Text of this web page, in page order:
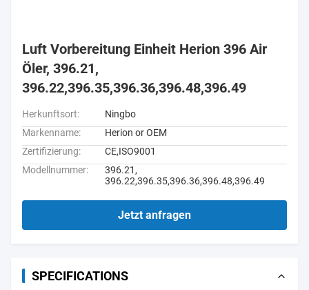
Luft Vorbereitung Einheit Herion 396 Air
Öler, 396.21,
396.22,396.35,396.36,396.48,396.49
Herkunftsort:
Ningbo
Markenname:
Herion or OEM
Zertifizierung:
CE,ISO9001
Modellnummer:
396.21,
396.22,396.35,396.36,396.48,396.49
Jetzt anfragen
SPECIFICATIONS